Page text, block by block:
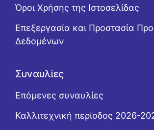
Όροι Χρήσης της Ιστοσελίδας
Επεξεργασία και Προστασία
Δεδομένων
Συναυλίες
Επόμενες συναυλίες
Καλλιτεχνική περίοδος 2026-